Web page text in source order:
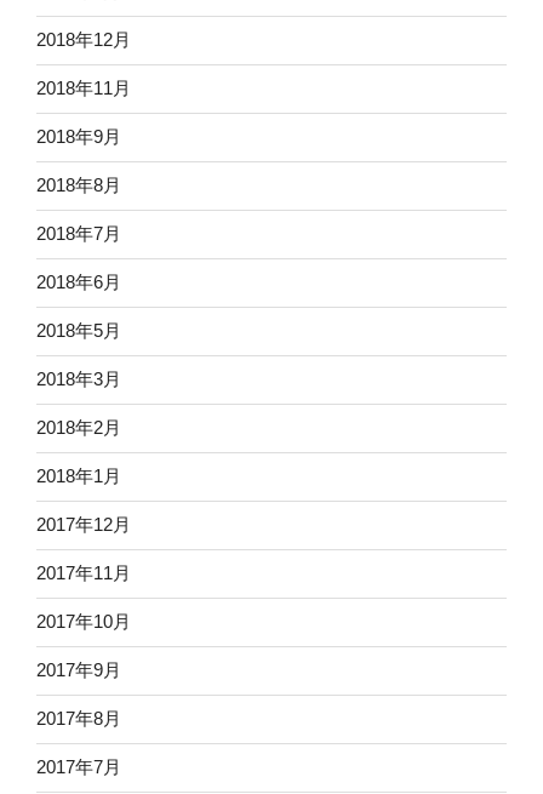
2018年12月
2018年11月
2018年9月
2018年8月
2018年7月
2018年6月
2018年5月
2018年3月
2018年2月
2018年1月
2017年12月
2017年11月
2017年10月
2017年9月
2017年8月
2017年7月